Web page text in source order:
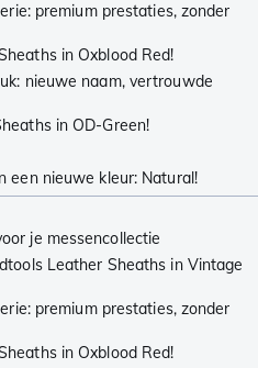
premium prestaties, zonder
in Oxblood Red!
nieuwe naam, vertrouwde
in OD-Green!
een nieuwe kleur: Natural!
je messencollectie
Leather Sheaths in Vintage
premium prestaties, zonder
in Oxblood Red!